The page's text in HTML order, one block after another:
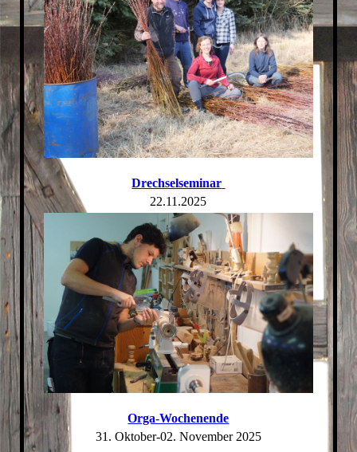
Drechselseminar
22.11.2025
Orga-Wochenende
31. Oktober-02. November 2025